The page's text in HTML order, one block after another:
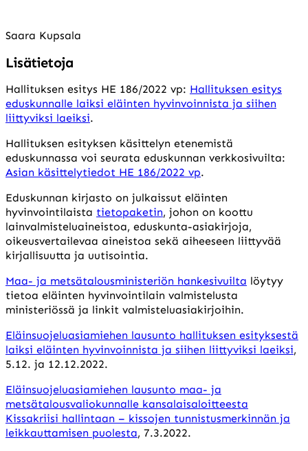
Saara Kupsala
Lisätietoja
Hallituksen esitys HE 186/2022 vp: Hallituksen esitys
eduskunnalle laiksi eläinten hyvinvoinnista ja siihen
liittyviksi laeiksi.
Hallituksen esityksen käsittelyn etenemistä
eduskunnassa voi seurata eduskunnan verkkosivuilta:
Asian käsittelytiedot HE 186/2022 vp.
Eduskunnan kirjasto on julkaissut eläinten
hyvinvointilaista tietopaketin, johon on koottu
lainvalmisteluaineistoa, eduskunta-asiakirjoja,
oikeusvertailevaa aineistoa sekä aiheeseen liittyvää
kirjallisuutta ja uutisointia.
Maa- ja metsätalousministeriön hankesivuilta löytyy
tietoa eläinten hyvinvointilain valmistelusta
ministeriössä ja linkit valmisteluasiakirjoihin.
Eläinsuojeluasiamiehen lausunto hallituksen esityksestä
laiksi eläinten hyvinvoinnista ja siihen liittyviksi laeiksi,
5.12. ja 12.12.2022.
Eläinsuojeluasiamiehen lausunto maa- ja
metsätalousvaliokunnalle kansalaisaloitteesta
Kissakriisi hallintaan – kissojen tunnistusmerkinnän ja
leikkauttamisen puolesta, 7.3.2022.